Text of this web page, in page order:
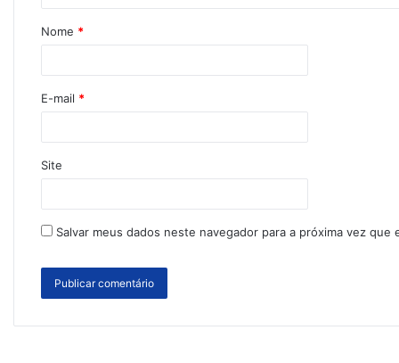
Nome *
E-mail *
Site
Salvar meus dados neste navegador para a próxima vez que